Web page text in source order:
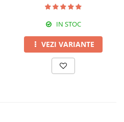
IN STOC
VEZI VARIANTE